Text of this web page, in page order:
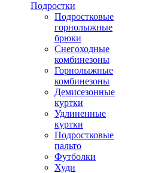
Подростки
Подростковые
горнолыжные
брюки
Снегоходные
комбинезоны
Горнолыжные
комбинезоны
Демисезонные
куртки
Удлиненные
куртки
Подростковые
пальто
Футболки
Худи